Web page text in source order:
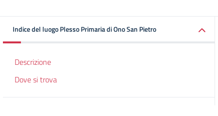
Indice del luogo Plesso Primaria di Ono San Pietro
Descrizione
Dove si trova